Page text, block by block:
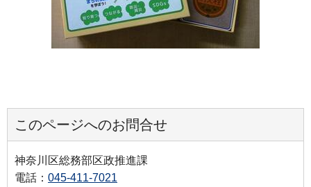
このページへのお問合せ
神奈川区総務部区政推進課
電話： 045-411-7021